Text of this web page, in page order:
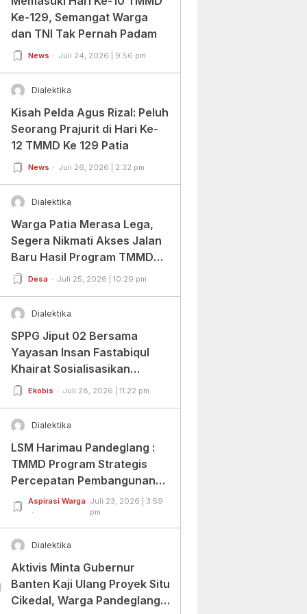
Ke-129, Semangat Warga
dan TNI Tak Pernah Padam
News Juli 24, 2026 | 9:56 pm
Dialektika
Kisah Pelda Agus Rizal: Peluh
Seorang Prajurit di Hari Ke-
12 TMMD Ke 129 Patia
News Juli 26, 2026 | 2:32 pm
Dialektika
Warga Patia Merasa Lega,
Segera Nikmati Akses Jalan
Baru Hasil Program TMMD
Ke-129 Kodim
Desa Juli 25, 2026 | 10:29 pm
Dialektika
SPPG Jiput 02 Bersama
Yayasan Insan Fastabiqul
Khairat Sosialisasikan
Aplikasi Uji Organoleptik
Ekobis Juli 28, 2026 | 11:22 pm
Dialektika
LSM Harimau Pandeglang :
TMMD Program Strategis
Percepatan Pembangunan
Infrastruktur di Wilayah
Tertinggal.
Aspirasi Warga Juli 23, 2026 | 3:59
pm
Dialektika
Aktivis Minta Gubernur
Banten Kaji Ulang Proyek Situ
Cikedal, Warga Pandeglang